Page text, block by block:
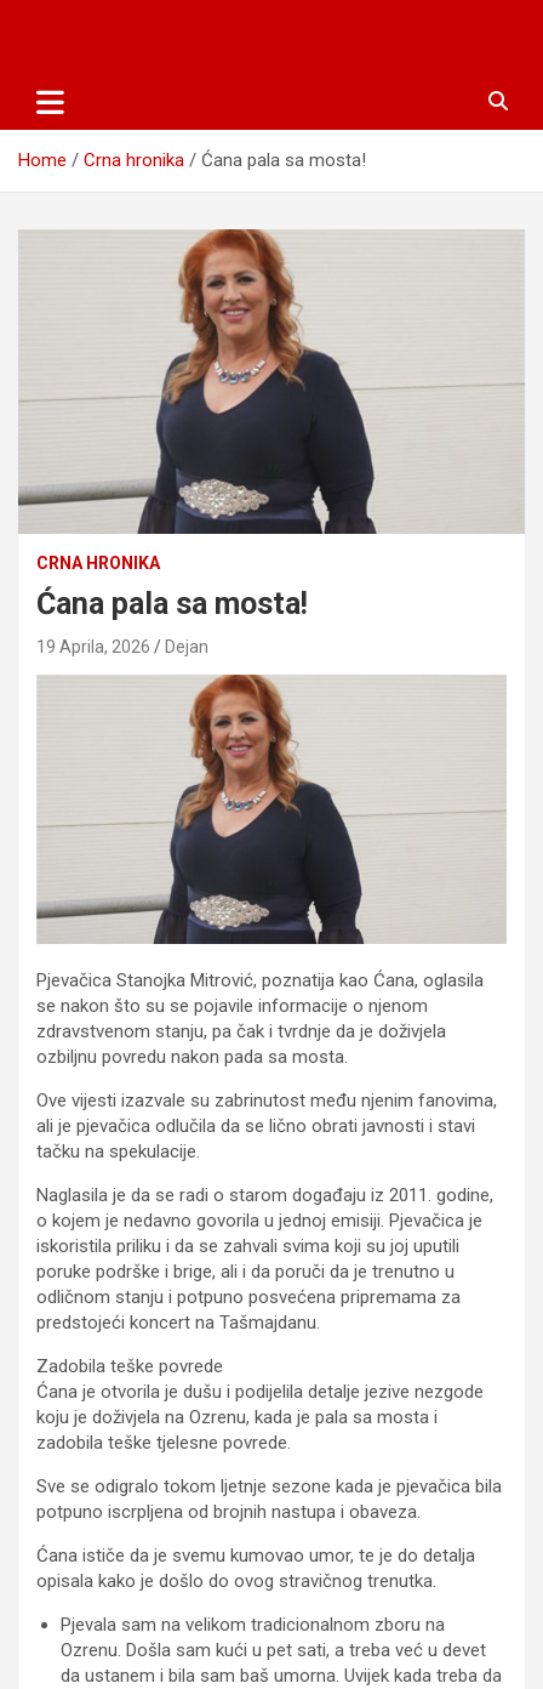
Home Crna hronika Ćana pala sa mosta!
CRNA HRONIKA
Ćana pala sa mosta!
19 Aprila, 2026 Dejan
Pjevačica Stanojka Mitrović, poznatija kao Ćana, oglasila
se nakon što su se pojavile informacije o njenom
zdravstvenom stanju, pa čak i tvrdnje da je doživjela
ozbiljnu povredu nakon pada sa mosta.
Ove vijesti izazvale su zabrinutost među njenim fanovima,
ali je pjevačica odlučila da se lično obrati javnosti i stavi
tačku na spekulacije.
Naglasila je da se radi o starom događaju iz 2011. godine,
o kojem je nedavno govorila u jednoj emisiji. Pjevačica je
iskoristila priliku i da se zahvali svima koji su joj uputili
poruke podrške i brige, ali i da poruči da je trenutno u
odličnom stanju i potpuno posvećena pripremama za
predstojeći koncert na Tašmajdanu.
Zadobila teške povrede
Ćana je otvorila je dušu i podijelila detalje jezive nezgode
koju je doživjela na Ozrenu, kada je pala sa mosta i
zadobila teške tjelesne povrede.
Sve se odigralo tokom ljetnje sezone kada je pjevačica bila
potpuno iscrpljena od brojnih nastupa i obaveza.
Ćana ističe da je svemu kumovao umor, te je do detalja
opisala kako je došlo do ovog stravičnog trenutka.
Pjevala sam na velikom tradicionalnom zboru na
Ozrenu. Došla sam kući u pet sati, a treba već u devet
da ustanem i bila sam baš umorna. Uvijek kada treba da